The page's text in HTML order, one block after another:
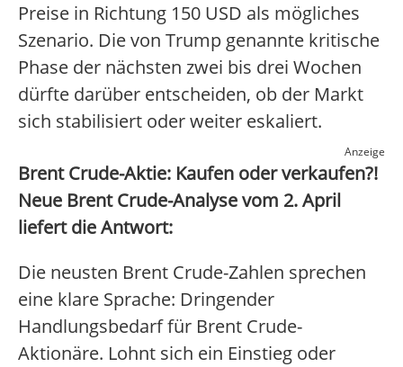
Preise in Richtung 150 USD als mögliches
Szenario. Die von Trump genannte kritische
Phase der nächsten zwei bis drei Wochen
dürfte darüber entscheiden, ob der Markt
sich stabilisiert oder weiter eskaliert.
Anzeige
Brent Crude-Aktie: Kaufen oder verkaufen?!
Neue Brent Crude-Analyse vom 2. April
liefert die Antwort:
Die neusten Brent Crude-Zahlen sprechen
eine klare Sprache: Dringender
Handlungsbedarf für Brent Crude-
Aktionäre. Lohnt sich ein Einstieg oder